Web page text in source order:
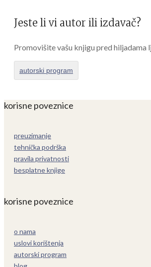
Jeste li vi autor ili izdavač?
Promovišite vašu knjigu pred hiljadama
autorski program
korisne poveznice
preuzimanje
tehnička podrška
pravila privatnosti
besplatne knjige
korisne poveznice
o nama
uslovi korištenja
autorski program